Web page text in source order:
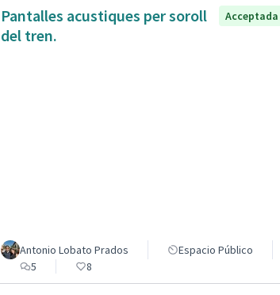
Pantalles acustiques per soroll
del tren.
Acceptada
Antonio Lobato Prados
Espacio Público
5
8